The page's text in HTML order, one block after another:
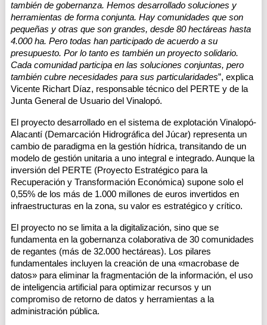
también de gobernanza. Hemos desarrollado soluciones y
herramientas de forma conjunta. Hay comunidades que son
pequeñas y otras que son grandes, desde 80 hectáreas hasta
4.000 ha. Pero todas han participado de acuerdo a su
presupuesto. Por lo tanto es también un proyecto solidario.
Cada comunidad participa en las soluciones conjuntas, pero
también cubre necesidades para sus particularidades”, explica
Vicente Richart Díaz, responsable técnico del PERTE y de la
Junta General de Usuario del Vinalopó.
El proyecto desarrollado en el sistema de explotación Vinalopó-
Alacantí (Demarcación Hidrográfica del Júcar) representa un
cambio de paradigma en la gestión hídrica, transitando de un
modelo de gestión unitaria a uno integral e integrado. Aunque la
inversión del PERTE (Proyecto Estratégico para la
Recuperación y Transformación Económica) supone solo el
0,55% de los más de 1.000 millones de euros invertidos en
infraestructuras en la zona, su valor es estratégico y crítico.
El proyecto no se limita a la digitalización, sino que se
fundamenta en la gobernanza colaborativa de 30 comunidades
de regantes (más de 32.000 hectáreas). Los pilares
fundamentales incluyen la creación de una «macrobase de
datos» para eliminar la fragmentación de la información, el uso
de inteligencia artificial para optimizar recursos y un
compromiso de retorno de datos y herramientas a la
administración pública.